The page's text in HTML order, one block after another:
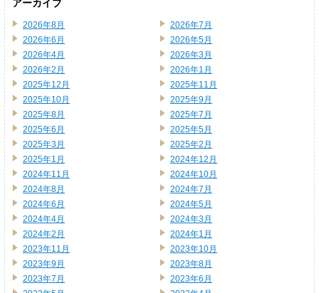
アーカイブ
2026年8月
2026年7月
2026年6月
2026年5月
2026年4月
2026年3月
2026年2月
2026年1月
2025年12月
2025年11月
2025年10月
2025年9月
2025年8月
2025年7月
2025年6月
2025年5月
2025年3月
2025年2月
2025年1月
2024年12月
2024年11月
2024年10月
2024年8月
2024年7月
2024年6月
2024年5月
2024年4月
2024年3月
2024年2月
2024年1月
2023年11月
2023年10月
2023年9月
2023年8月
2023年7月
2023年6月